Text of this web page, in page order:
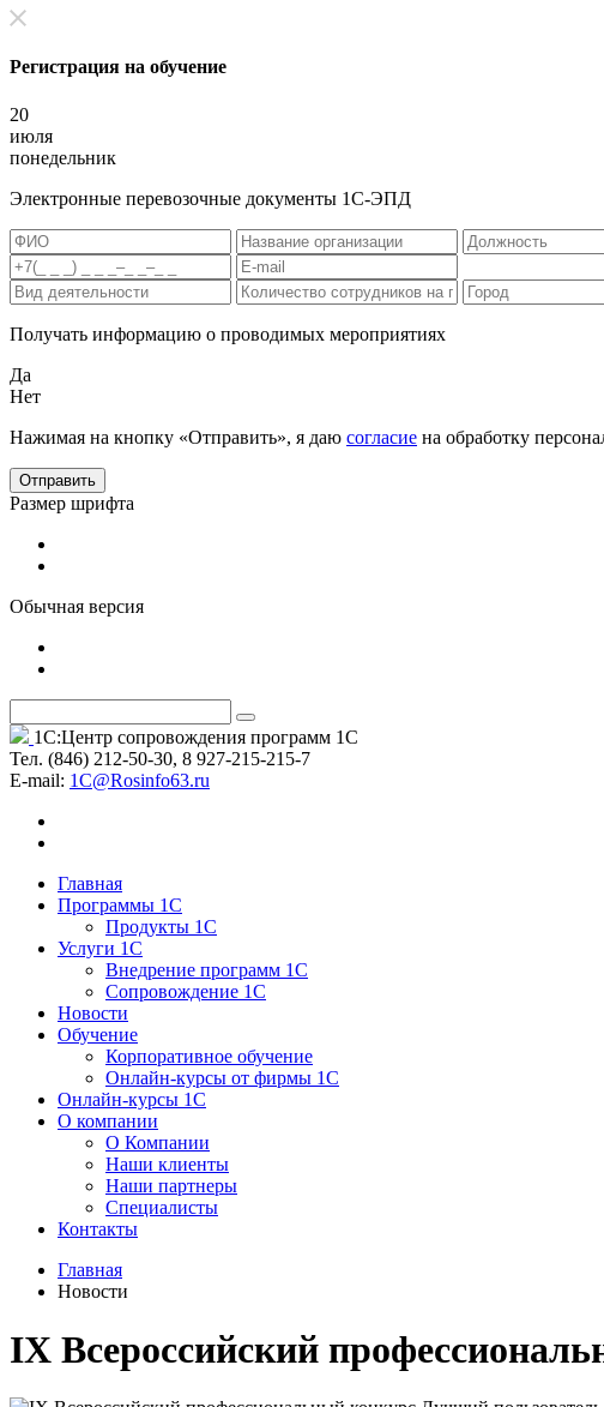
Регистрация на обучение
20
июля
понедельник
Электронные перевозочные документы 1С-ЭПД
Получать информацию о проводимых мероприятиях
Да
Нет
Нажимая на кнопку «Отправить», я даю согласие на обработку
Отправить
Размер шрифта
Обычная версия
1С:Центр сопровождения программ 1С
Тел. (846) 212-50-30, 8 927-215-215-7
Е-mail: 1C@Rosinfo63.ru
Главная
Программы 1С
Продукты 1С
Услуги 1С
Внедрение программ 1С
Сопровождение 1С
Новости
Обучение
Корпоративное обучение
Онлайн-курсы от фирмы 1С
Онлайн-курсы 1С
О компании
О Компании
Наши клиенты
Наши партнеры
Специалисты
Контакты
Главная
Новости
IX Всероссийский